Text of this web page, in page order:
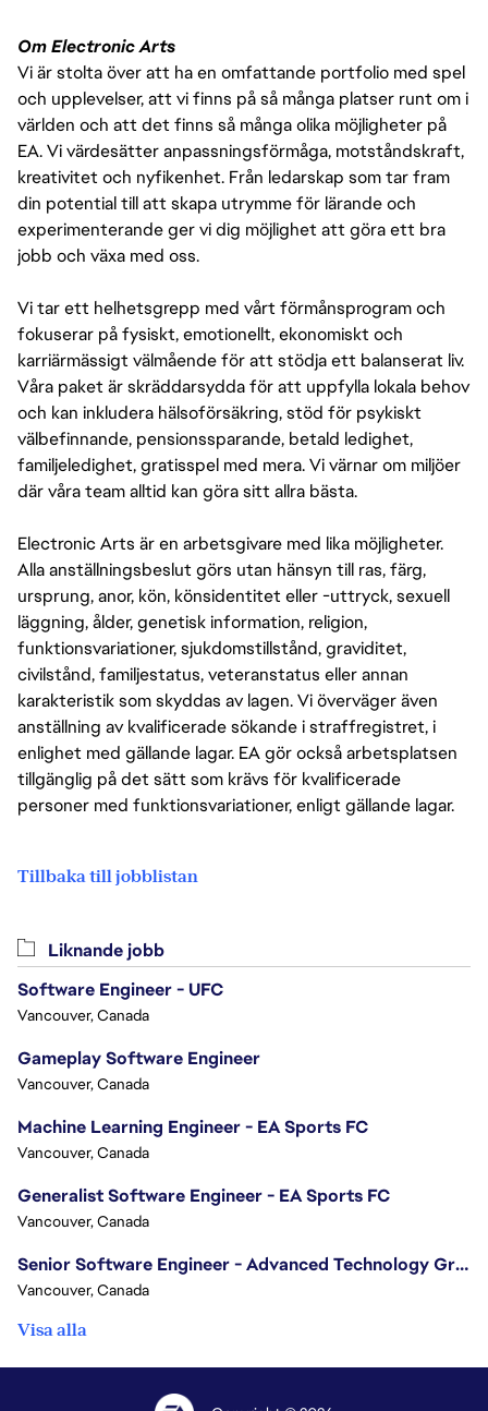
Om Electronic Arts
Vi är stolta över att ha en omfattande portfolio med spel
och upplevelser, att vi finns på så många platser runt om i
världen och att det finns så många olika möjligheter på
EA. Vi värdesätter anpassningsförmåga, motståndskraft,
kreativitet och nyfikenhet. Från ledarskap som tar fram
din potential till att skapa utrymme för lärande och
experimenterande ger vi dig möjlighet att göra ett bra
jobb och växa med oss.
Vi tar ett helhetsgrepp med vårt förmånsprogram och
fokuserar på fysiskt, emotionellt, ekonomiskt och
karriärmässigt välmående för att stödja ett balanserat liv.
Våra paket är skräddarsydda för att uppfylla lokala behov
och kan inkludera hälsoförsäkring, stöd för psykiskt
välbefinnande, pensionssparande, betald ledighet,
familjeledighet, gratisspel med mera. Vi värnar om miljöer
där våra team alltid kan göra sitt allra bästa.
Electronic Arts är en arbetsgivare med lika möjligheter.
Alla anställningsbeslut görs utan hänsyn till ras, färg,
ursprung, anor, kön, könsidentitet eller -uttryck, sexuell
läggning, ålder, genetisk information, religion,
funktionsvariationer, sjukdomstillstånd, graviditet,
civilstånd, familjestatus, veteranstatus eller annan
karakteristik som skyddas av lagen. Vi överväger även
anställning av kvalificerade sökande i straffregistret, i
enlighet med gällande lagar. EA gör också arbetsplatsen
tillgänglig på det sätt som krävs för kvalificerade
personer med funktionsvariationer, enligt gällande lagar.
Tillbaka till jobblistan
Liknande jobb
Software Engineer - UFC
Vancouver, Canada
Gameplay Software Engineer
Vancouver, Canada
Machine Learning Engineer - EA Sports FC
Vancouver, Canada
Generalist Software Engineer - EA Sports FC
Vancouver, Canada
Senior Software Engineer - Advanced Technology Group
Vancouver, Canada
Visa alla